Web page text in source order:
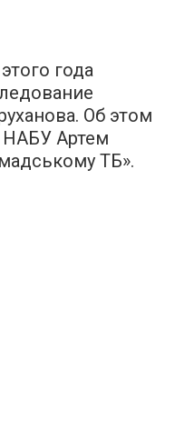
года
Об этом
НАБУ Артем
ТБ».